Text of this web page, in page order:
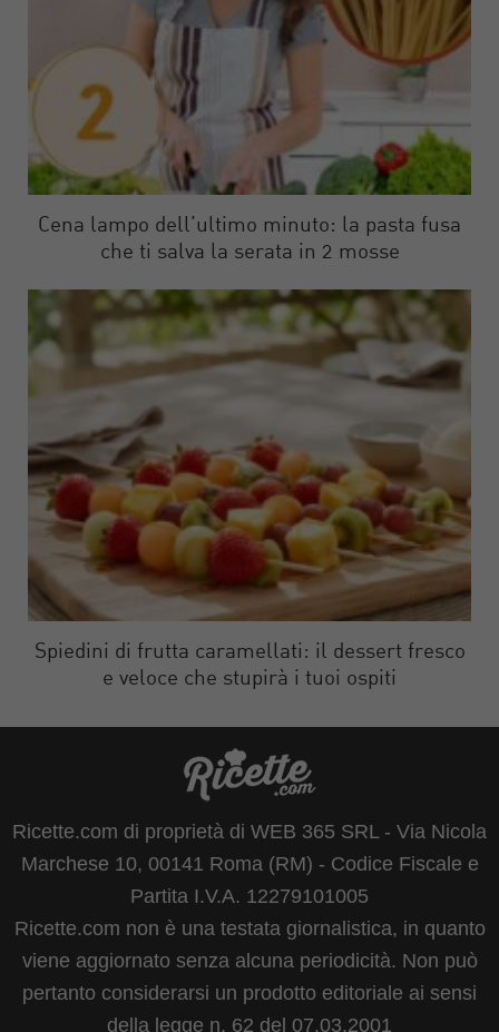
Cena lampo dell’ultimo minuto: la pasta fusa
che ti salva la serata in 2 mosse
Spiedini di frutta caramellati: il dessert fresco
e veloce che stupirà i tuoi ospiti
Ricette.com di proprietà di WEB 365 SRL - Via Nicola
Marchese 10, 00141 Roma (RM) - Codice Fiscale e
Partita I.V.A. 12279101005
Ricette.com non è una testata giornalistica, in quanto
viene aggiornato senza alcuna periodicità. Non può
pertanto considerarsi un prodotto editoriale ai sensi
della legge n. 62 del 07.03.2001